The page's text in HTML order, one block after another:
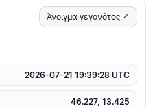
Άνοιγμα γεγονότος ↗
2026-07-21 19:39:28 UTC
46.227, 13.425